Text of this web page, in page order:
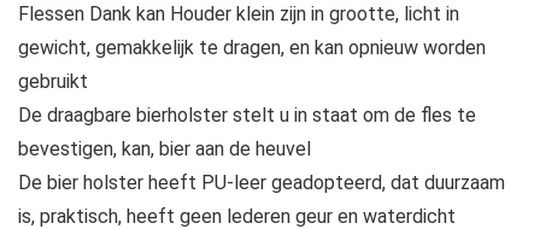
Flessen Dank kan Houder klein zijn in grootte, licht in
gewicht, gemakkelijk te dragen, en kan opnieuw worden
gebruikt
De draagbare bierholster stelt u in staat om de fles te
bevestigen, kan, bier aan de heuvel
De bier holster heeft PU-leer geadopteerd, dat duurzaam
is, praktisch, heeft geen lederen geur en waterdicht